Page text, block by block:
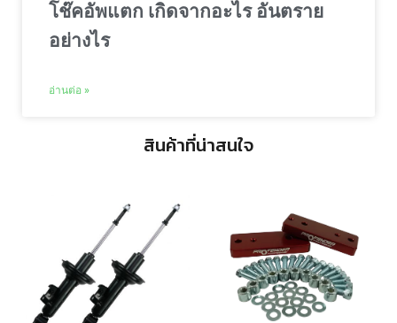
โช๊คอัพแตก เกิดจากอะไร อันตราย
อย่างไร
อ่านต่อ »
สินค้าที่น่าสนใจ